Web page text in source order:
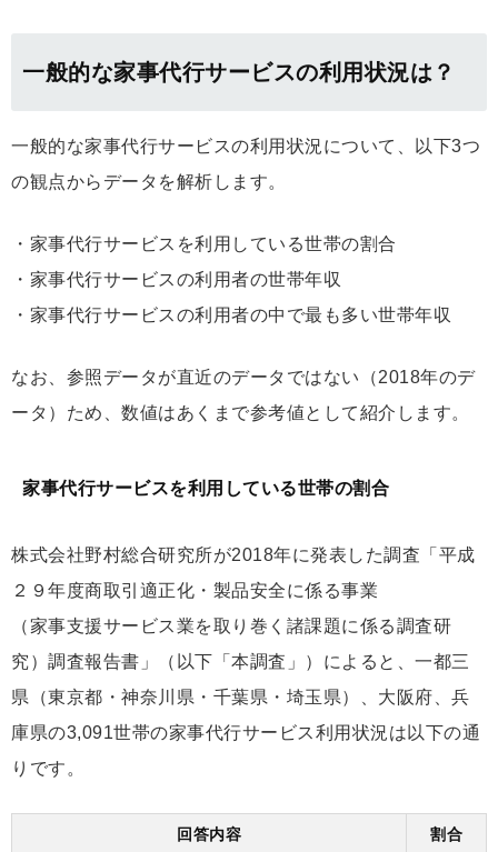
一般的な家事代行サービスの利用状況は？
一般的な家事代行サービスの利用状況について、以下3つ
の観点からデータを解析します。
・家事代行サービスを利用している世帯の割合
・家事代行サービスの利用者の世帯年収
・家事代行サービスの利用者の中で最も多い世帯年収
なお、参照データが直近のデータではない（2018年のデ
ータ）ため、数値はあくまで参考値として紹介します。
家事代行サービスを利用している世帯の割合
株式会社野村総合研究所が2018年に発表した調査「平成
２９年度商取引適正化・製品安全に係る事業
（家事支援サービス業を取り巻く諸課題に係る調査研
究）調査報告書」（以下「本調査」）によると、一都三
県（東京都・神奈川県・千葉県・埼玉県）、大阪府、兵
庫県の3,091世帯の家事代行サービス利用状況は以下の通
りです。
回答内容 割合